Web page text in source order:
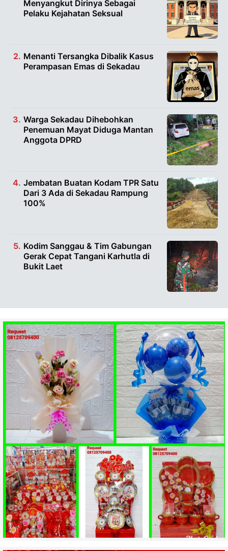
Menyangkut Dirinya Sebagai
Pelaku Kejahatan Seksual
Menanti Tersangka Dibalik Kasus
Perampasan Emas di Sekadau
Warga Sekadau Dihebohkan
Penemuan Mayat Diduga Mantan
Anggota DPRD
Jembatan Buatan Kodam TPR Satu
Dari 3 Ada di Sekadau Rampung
100%
Kodim Sanggau & Tim Gabungan
Gerak Cepat Tangani Karhutla di
Bukit Laet